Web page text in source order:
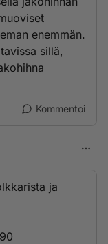
enemmän.
sillä,
Kommentoi
ja